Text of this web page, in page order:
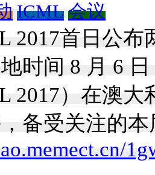
ICML 会议
2017首日公
时间 8 月 6
2017）在澳
备受关注的